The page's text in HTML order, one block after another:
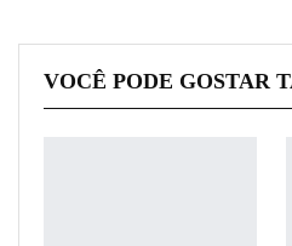
VOCÊ PODE GOSTAR